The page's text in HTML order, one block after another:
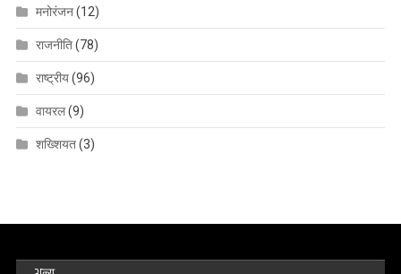
मनोरंजन(12)
राजनीति(78)
राष्ट्रीय(96)
वायरल(9)
शख्शियत(3)